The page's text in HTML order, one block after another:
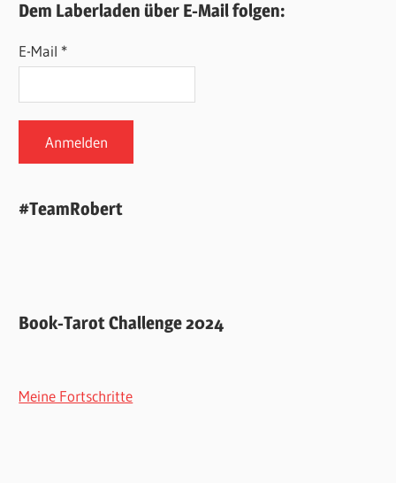
Dem Laberladen über E-Mail folgen:
E-Mail *
#TeamRobert
Book-Tarot Challenge 2024
Meine Fortschritte